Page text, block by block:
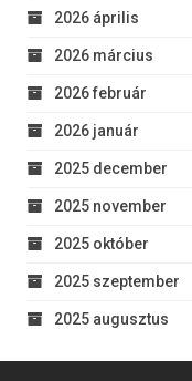
2026 április
2026 március
2026 február
2026 január
2025 december
2025 november
2025 október
2025 szeptember
2025 augusztus